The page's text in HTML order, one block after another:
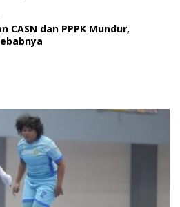
CASN dan PPPK Mundur,